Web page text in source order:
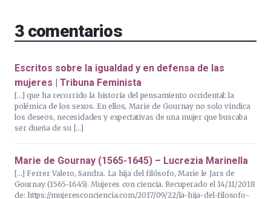
3comentarios
Escritos sobre la igualdad y en defensa de las
mujeres | Tribuna Feminista
[…] que ha recorrido la historia del pensamiento occidental: la
polémica de los sexos. En ellos, Marie de Gournay no solo vindica
los deseos, necesidades y expectativas de una mujer que buscaba
ser dueña de su […]
Marie de Gournay (1565-1645) – Lucrezia Marinella
[…] Ferrer Valero, Sandra. La hija del filósofo, Marie le Jars de
Gournay (1565-1645). Mujeres con ciencia. Recuperado el 14/11/2018
de: https://mujeresconciencia.com/2017/09/22/la-hija-del-filosofo-